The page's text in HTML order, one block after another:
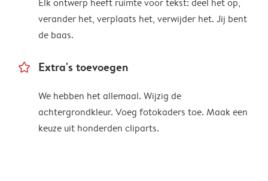
Elk ontwerp heeft ruimte voor tekst: deel het op,
verander het, verplaats het, verwijder het. Jij bent
de baas.
star_outline Extra's toevoegen
We hebben het allemaal. Wijzig de
achtergrondkleur. Voeg fotokaders toe. Maak een
keuze uit honderden cliparts.